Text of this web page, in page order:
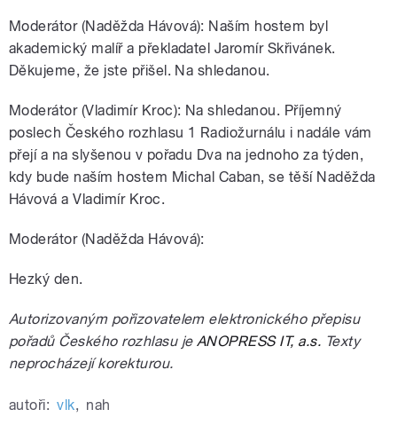
Moderátor (Naděžda Hávová): Naším hostem byl
akademický malíř a překladatel Jaromír Skřivánek.
Děkujeme, že jste přišel. Na shledanou.
Moderátor (Vladimír Kroc): Na shledanou. Příjemný
poslech Českého rozhlasu 1 Radiožurnálu i nadále vám
přejí a na slyšenou v pořadu Dva na jednoho za týden,
kdy bude naším hostem Michal Caban, se těší Naděžda
Hávová a Vladimír Kroc.
Moderátor (Naděžda Hávová):
Hezký den.
Autorizovaným pořizovatelem elektronického přepisu
pořadů Českého rozhlasu je ANOPRESS IT, a.s. Texty
neprocházejí korekturou.
autoři: vlk, nah